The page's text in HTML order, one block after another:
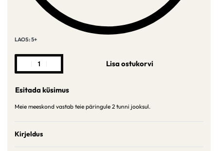
LAOS: 5+
Lisa ostukorvi
Esitada küsimus
Meie meeskond vastab teie päringule 2 tunni jooksul.
Kirjeldus